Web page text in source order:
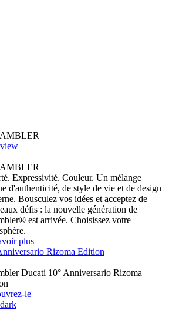
Expressivité. Couleur. Un mélange
d'authenticité, de style de vie et de design
Bousculez vos idées et acceptez de
défis : la nouvelle génération de
est arrivée. Choisissez votre
plus
Rizoma Edition
Ducati 10° Anniversario Rizoma
le